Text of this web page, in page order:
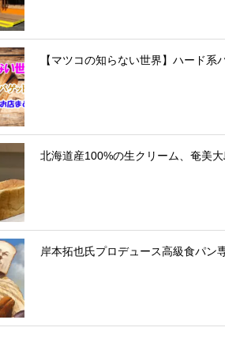
【マツコの知らない世界】ハード系
北海道産100%の生クリーム、奄美大
岸本拓也氏プロデュース高級食パン